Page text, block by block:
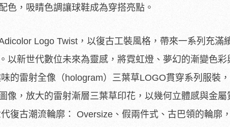
色，吸睛色調讓球鞋成為穿搭亮點。
Logo Twist，以復古工裝風格， 帶來一系列充滿
以新世代數位未來為靈感，將霓虹燈、 夢幻的漸變色彩
的雷射全像（hologram）三葉草LOGO貫穿系列服裝
像， 放大的雷射漸層三葉草印花， 以幾何立體感與金屬
復古潮流輪廓： Oversize、假兩件式、古巴領的輪廓